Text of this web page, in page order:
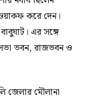
করে দেন।
এর সঙ্গে
ভবন, রাজভবন ও
জেলার মৌলানা